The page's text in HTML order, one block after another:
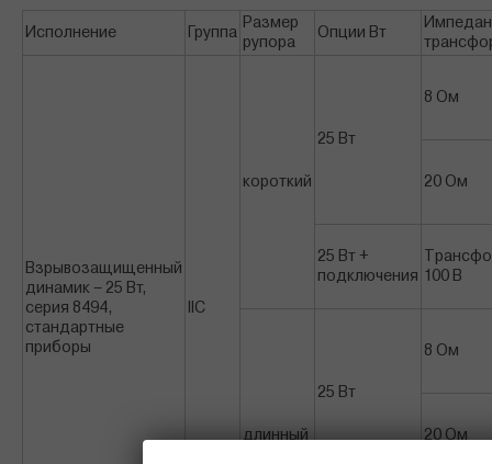
Исполнение Группа
Размер
рупора
Опции Вт
Взрывозащищенный
динамик – 25 Вт,
серия 8494,
стандартные
приборы
IIC
короткий
25 Вт
8 Ом
20 Ом
25 Вт +
подключения 100 В
длинный
25 Вт
8 Ом
20 Ом